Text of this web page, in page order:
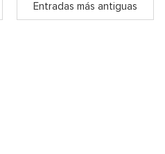
Entradas más antiguas